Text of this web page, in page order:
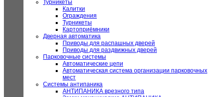
Турникеты
Калитки
Ограждения
Турникеты
Картоприёмники
Дверная автоматика
Приводы для распашных дверей
Приводы для раздвижных дверей
Парковочные системы
Автоматические цепи
Автоматическая система организации парковочных
мест
Системы антипаника
АНТИПАНИКА врезного типа